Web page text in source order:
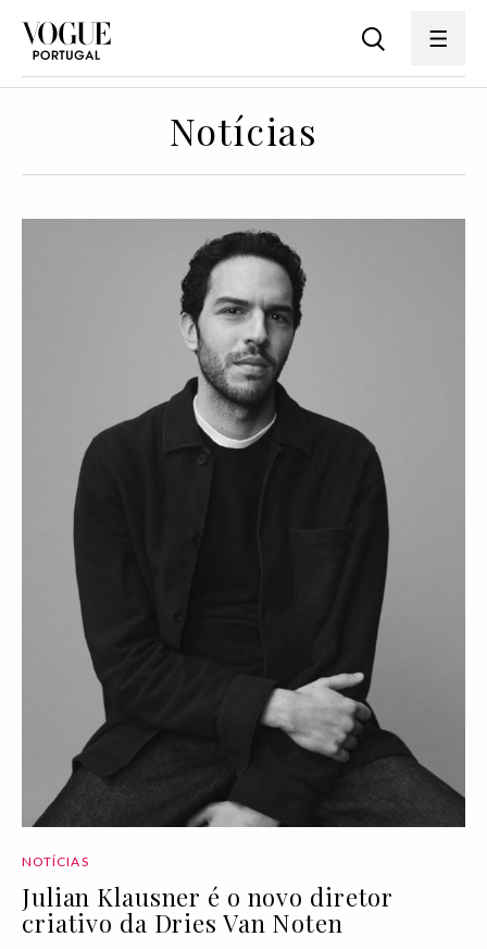
Notícias
NOTÍCIAS
Julian Klausner é o novo diretor
criativo da Dries Van Noten